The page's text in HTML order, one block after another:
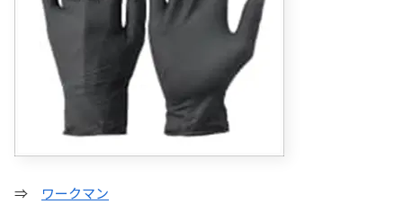
⇒ ワークマン